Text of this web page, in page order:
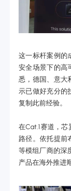
这一标杆案例的
安全场景下的高
悉，德国、意大
示已做好充分的
复制此前经验。
在Cat.1赛道，
路径。依托提前
等模组厂商的深
产品在海外推进